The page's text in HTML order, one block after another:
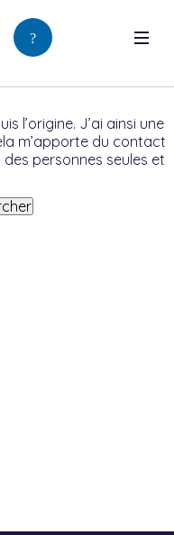
l’origine. J’ai ainsi une
m’apporte du contact
personnes seules et